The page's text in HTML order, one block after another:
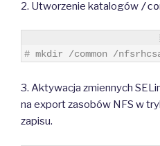
2. Utworzenie katalogów /
# mkdir /common /
3. Aktywacja zmiennych
na export zasobów NFS w
zapisu.